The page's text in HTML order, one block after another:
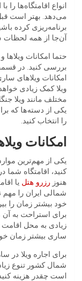
انواع اقامتگاه‌ها
می‌دهد. بهتر است
برنامه‌ریزی کرده
آن‌جا از همه لحظات
حتما امکانات
بررسی کنید. در
امکانات ویلاهای
ویلا کمک زیادی
مختلف مانند ویلا
یکی از دسته‌ها که
را انتخاب کنید.
امکانات
یکی از مهم‌ترین
کنید، اقامتگاه
هنوز رزرو هتل یا
شمالی ایران را
خود بیشتر زمان را
برای استراحت به
زیادی به محل اقامت
ساری بیشتر زمان
برای اجاره ویلا در
شمال کشور تنوع
است چقدر هزینه